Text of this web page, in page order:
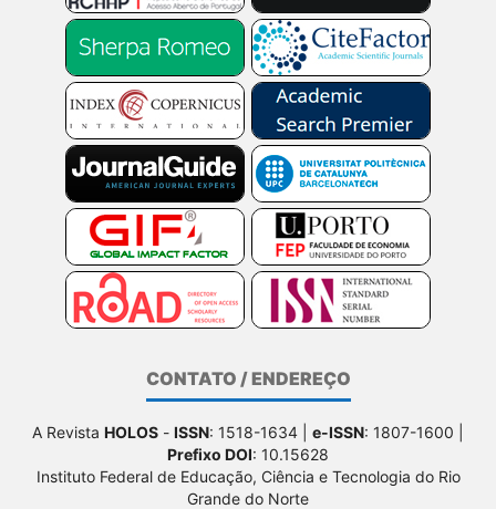
CONTATO / ENDEREÇO
A Revista HOLOS - ISSN: 1518-1634 | e-ISSN: 1807-1600 |
Prefixo DOI: 10.15628
Instituto Federal de Educação, Ciência e Tecnologia do Rio
Grande do Norte